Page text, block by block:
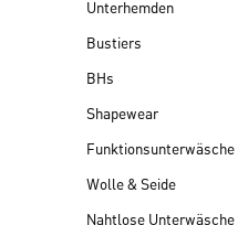
Unterhemden
Bustiers
BHs
Shapewear
Funktionsunterwäsche
Wolle & Seide
Nahtlose Unterwäsche